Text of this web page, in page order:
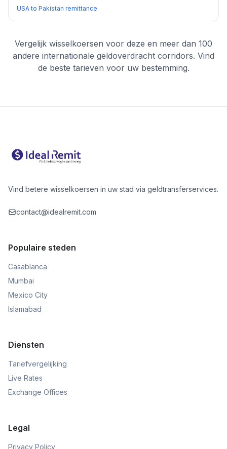
USA to Pakistan remittance
Vergelijk wisselkoersen voor deze en meer dan 100
andere internationale geldoverdracht corridors. Vind
de beste tarieven voor uw bestemming.
Vind betere wisselkoersen in uw stad via geldtransferservices.
contact@idealremit.com
Populaire steden
Casablanca
Mumbai
Mexico City
Islamabad
Diensten
Tariefvergelijking
Live Rates
Exchange Offices
Legal
Privacy Policy